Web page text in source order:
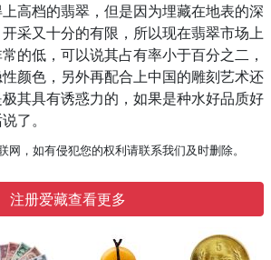
档的翡翠，但是因为埋藏在地表的深
采又十分的有限，所以现在翡翠市场上
的低，可以说其占有率小于百分之二，
颜色，另外再配合上中国的雕刻艺术还
其具有诱惑力的，如果是种水好品质好
了。
网，如有侵犯您的权利请联系我们及时删除。
注册爱藏查看更多